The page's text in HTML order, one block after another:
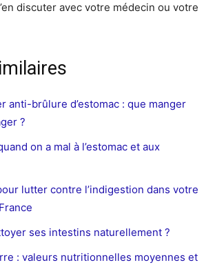
discuter avec votre médecin ou votre
anti-brûlure d’estomac : que manger
?
on a mal à l’estomac et aux
lutter contre l’indigestion dans votre
ses intestins naturellement ?
: valeurs nutritionnelles moyennes et